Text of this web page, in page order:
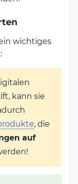
wichtiges
kann sie
, die
auf